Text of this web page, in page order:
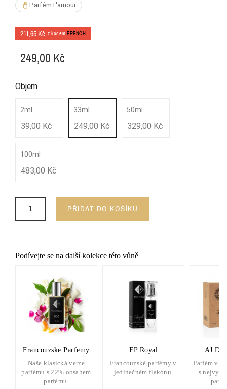
Parfém L'amour
211,65 Kč z kodem FRENCH
249,00 Kč
Objem
2ml
39,00 Kč
33ml
249,00 Kč
50ml
329,00 Kč
100ml
483,00 Kč
PŘIDAT DO KOŠÍKU
Podívejte se na další kolekce této vůně
Francouzske Parfemy
Naše klasická verze
parfému s 22% obsahem
parfému.
FP Royal
Francouzské parfémy v
jedinečném flakónu.
AJ
Parfém v
s